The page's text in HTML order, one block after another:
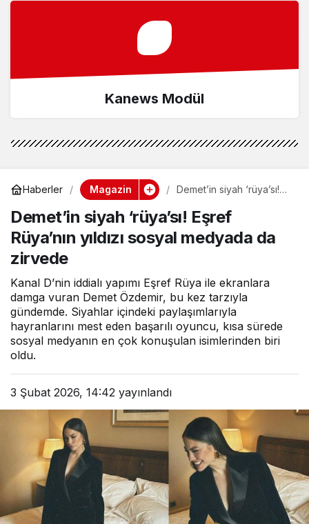
Kanews Modül
Haberler Magazin
Demet’in siyah ‘rüya’sı!
sosyal medyada da
zirvede
Demet’in siyah ‘rüya’sı! Eşref
Rüya’nın yıldızı sosyal medyada da
zirvede
Kanal D’nin iddialı yapımı Eşref Rüya ile ekranlara
damga vuran Demet Özdemir, bu kez tarzıyla
gündemde. Siyahlar içindeki paylaşımlarıyla
hayranlarını mest eden başarılı oyuncu, kısa sürede
sosyal medyanın en çok konuşulan isimlerinden biri
oldu.
3 Şubat 2026, 14:42 yayınlandı